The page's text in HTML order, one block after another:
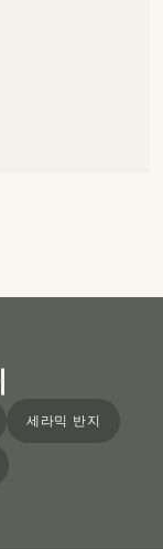
세라믹 반지